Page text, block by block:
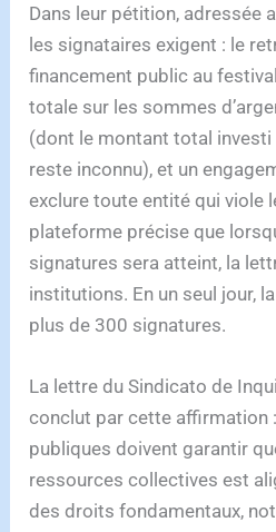
Dans leur pétition, adressée
les signataires exigent : le
financement public au
totale sur les sommes
(dont le montant total investi
reste inconnu), et un
exclure toute entité qui viole
plateforme précise que
signatures sera atteint, la
institutions. En un seul jour,
plus de 300 signatures.
La lettre du Sindicato de
conclut par cette affirmation
publiques doivent garantir
ressources collectives est
des droits fondamentaux,